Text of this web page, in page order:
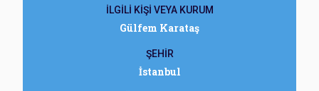
İLGİLİ KİŞİ VEYA KURUM
Gülfem Karataş
ŞEHİR
İstanbul